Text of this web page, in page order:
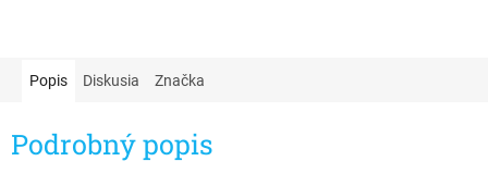
Popis Diskusia Značka
Podrobný popis